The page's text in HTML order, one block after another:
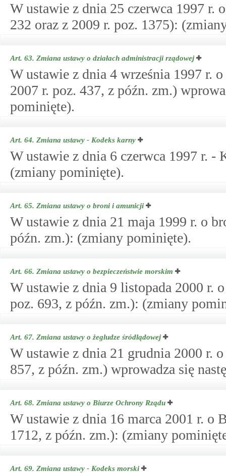
W ustawie z dnia 25 czerwca 1997 r.
232 oraz z 2009 r. poz. 1375):
Art. 63. Zmiana ustawy o działach administracji rządowej
W ustawie z dnia 4 września 1997 r.
2007 r. poz. 437, z późn. zm.)
pominięte).
Art. 64. Zmiana ustawy - Kodeks karny
W ustawie z dnia 6 czerwca 1997 r.
(zmiany pominięte).
Art. 65. Zmiana ustawy o broni i amunicji
W ustawie z dnia 21 maja 1999 r. o
późn. zm.): (zmiany pominięte).
Art. 66. Zmiana ustawy o bezpieczeństwie morskim
W ustawie z dnia 9 listopada 2000 r.
poz. 693, z późn. zm.): (zmiany
Art. 67. Zmiana ustawy o żegludze śródlądowej
W ustawie z dnia 21 grudnia 2000 r.
857, z późn. zm.) wprowadza się
Art. 68. Zmiana ustawy o Biurze Ochrony Rządu
W ustawie z dnia 16 marca 2001 r. o
1712, z późn. zm.): (zmiany
Art. 69. Zmiana ustawy - Kodeks morski